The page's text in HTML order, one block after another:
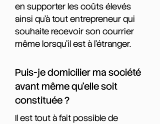
en supporter les coûts élevés
ainsi qu'à tout entrepreneur qui
souhaite recevoir son courrier
même lorsqu'il est à l'étranger.
Puis-je domicilier ma société
avant même qu'elle soit
constituée ?
Il est tout à fait possible de